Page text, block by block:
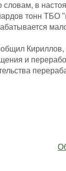
словам, в
тонн ТБО
Кириллов,
и